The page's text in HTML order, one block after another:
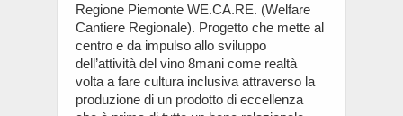
Regione Piemonte WE.CA.RE. (Welfare
Cantiere Regionale). Progetto che mette al
centro e da impulso allo sviluppo
dell’attività del vino 8mani come realtà
volta a fare cultura inclusiva attraverso la
produzione di un prodotto di eccellenza